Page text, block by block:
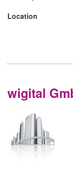
Location
wigital